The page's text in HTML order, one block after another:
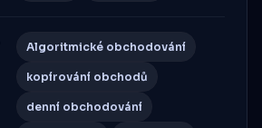
Algoritmické obchodování
kopírování obchodů
denní obchodování